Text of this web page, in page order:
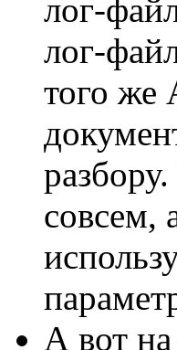
лог-
лог-
того же
совсем,
А вот